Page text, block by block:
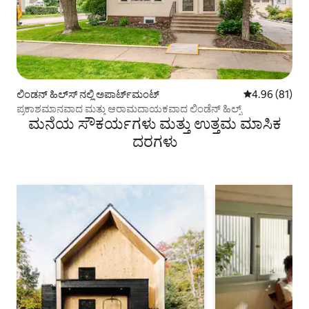
ಲಿಂಡನ್ ಹಿಲ್‌ಸ್ ನಲ್ಲಿ ಅಪಾರ್ಟ್‌ಮಂಟ್ 5 ರಲ್ಲಿ 4.96
4.96 (81)
ಪ್ರಕಾಶಮಾನವಾದ ಮತ್ತು ಆರಾಮದಾಯಕವಾದ ಲಿಂಡೆನ್ ಹಿಲ್ಸ್
ಮನೆಯ ಸೌಕರ್ಯಗಳು ಮತ್ತು ಉತ್ತಮ ಮಾಸಿಕ
ದರಗಳು